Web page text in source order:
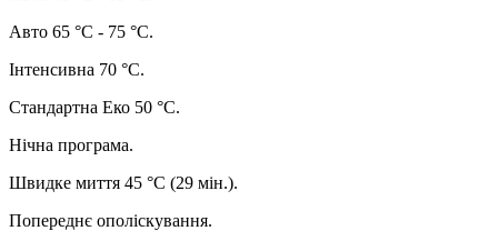
Авто 65 °C - 75 °C.
Інтенсивна 70 °C.
Стандартна Еко 50 °C.
Нічна програма.
Швидке миття 45 °C (29 мін.).
Попереднє ополіскування.